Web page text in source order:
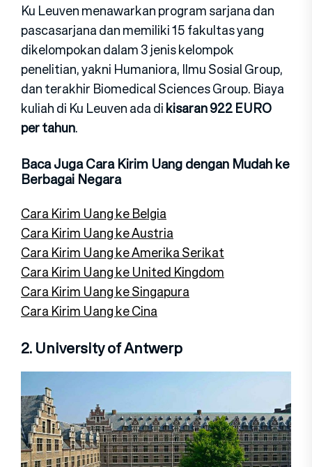
Ku Leuven menawarkan program sarjana dan
pascasarjana dan memiliki 15 fakultas yang
dikelompokan dalam 3 jenis kelompok
penelitian, yakni Humaniora, Ilmu Sosial Group,
dan terakhir Biomedical Sciences Group. Biaya
kuliah di Ku Leuven ada dikisaran 922 EURO
per tahun.
Baca Juga Cara Kirim Uang dengan Mudah ke
Berbagai Negara
Cara Kirim Uang ke Belgia
Cara Kirim Uang ke Austria
Cara Kirim Uang ke Amerika Serikat
Cara Kirim Uang ke United Kingdom
Cara Kirim Uang ke Singapura
Cara Kirim Uang ke Cina
2. University of Antwerp